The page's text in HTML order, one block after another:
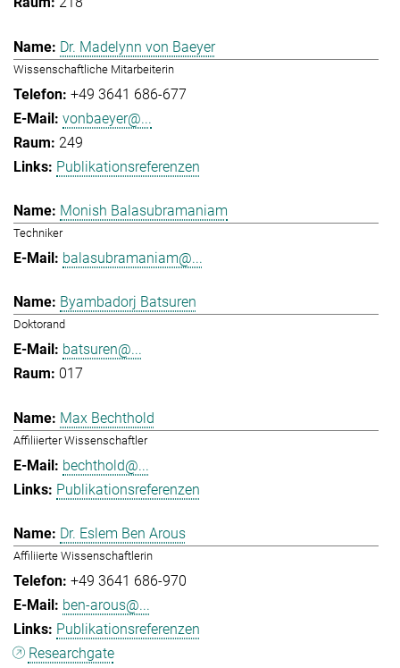
Dr. Madelynn von Baeyer
Wissenschaftliche Mitarbeiterin
+49 3641 686-677
vonbaeyer@...
249
Publikationsreferenzen
Monish Balasubramaniam
Techniker
balasubramaniam@...
Byambadorj Batsuren
Doktorand
batsuren@...
017
Max Bechthold
Affiliierter Wissenschaftler
bechthold@...
Publikationsreferenzen
Dr. Eslem Ben Arous
Affiliierte Wissenschaftlerin
+49 3641 686-970
ben-arous@...
Publikationsreferenzen
Researchgate